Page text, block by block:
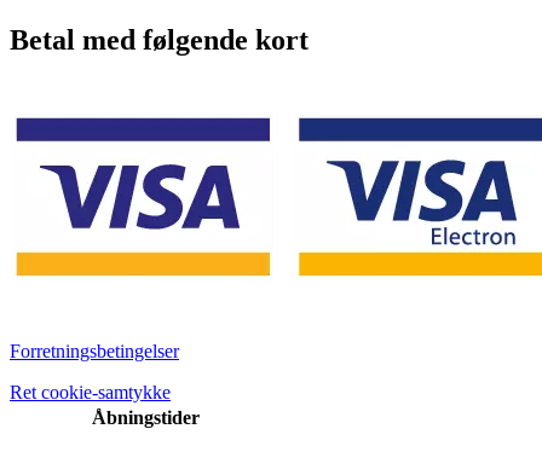
Betal med følgende kort
Forretningsbetingelser
Ret cookie-samtykke
Åbningstider